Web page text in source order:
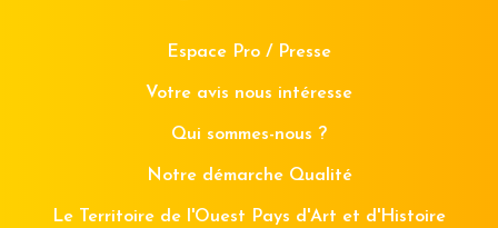
Espace Pro / Presse
Votre avis nous intéresse
Qui sommes-nous ?
Notre démarche Qualité
Le Territoire de l'Ouest Pays d'Art et d'Histoire